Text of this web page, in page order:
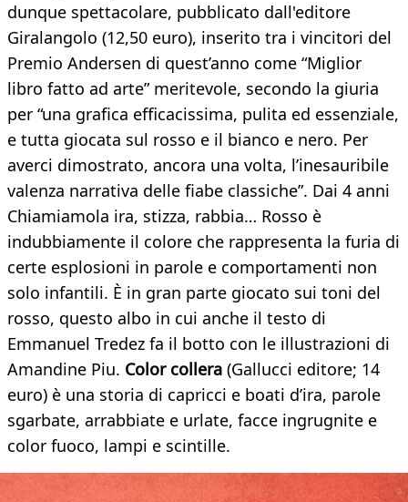
dunque spettacolare, pubblicato dall'editore
Giralangolo (12,50 euro), inserito tra i vincitori del
Premio Andersen di quest’anno come “Miglior
libro fatto ad arte” meritevole, secondo la giuria
per “una grafica efficacissima, pulita ed essenziale,
e tutta giocata sul rosso e il bianco e nero. Per
averci dimostrato, ancora una volta, l’inesauribile
valenza narrativa delle fiabe classiche”. Dai 4 anni
Chiamiamola ira, stizza, rabbia… Rosso è
indubbiamente il colore che rappresenta la furia di
certe esplosioni in parole e comportamenti non
solo infantili. È in gran parte giocato sui toni del
rosso, questo albo in cui anche il testo di
Emmanuel Tredez fa il botto con le illustrazioni di
Amandine Piu. Color collera (Gallucci editore; 14
euro) è una storia di capricci e boati d’ira, parole
sgarbate, arrabbiate e urlate, facce ingrugnite e
color fuoco, lampi e scintille.